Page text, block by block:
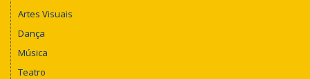
Artes Visuais
Dança
Música
Teatro